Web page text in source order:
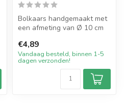
Bolkaars handgemaakt met
een afmeting van Ø 10 cm
heef...
€4,89
Vandaag besteld, binnen 1-5
dagen verzonden!